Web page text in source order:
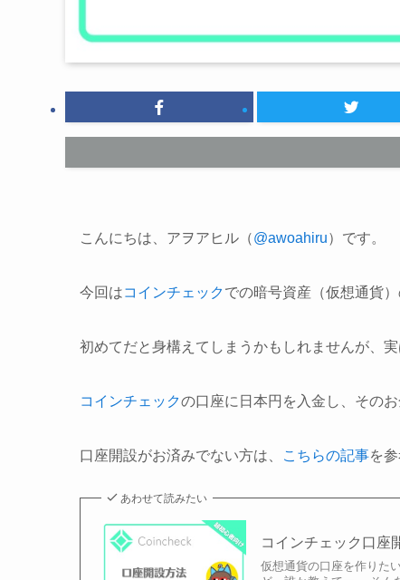
こんにちは、アヲアヒル（@awoahiru）です。
今回はコインチェックでの暗号資産（仮想通貨
初めてだと身構えてしまうかもしれませんが、実
コインチェックの口座に日本円を入金し、その
口座開設がお済みでない方は、 こちらの記事を
あわせて読みたい
コインチェック口座
仮想通貨の口座を作りた